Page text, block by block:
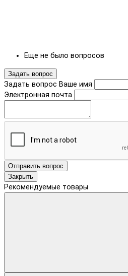
Еще не было вопросов
Задать вопрос
Задать вопрос Ваше имя
Электронная почта
Отправить вопрос
Закрыть
Рекомендуемые товары